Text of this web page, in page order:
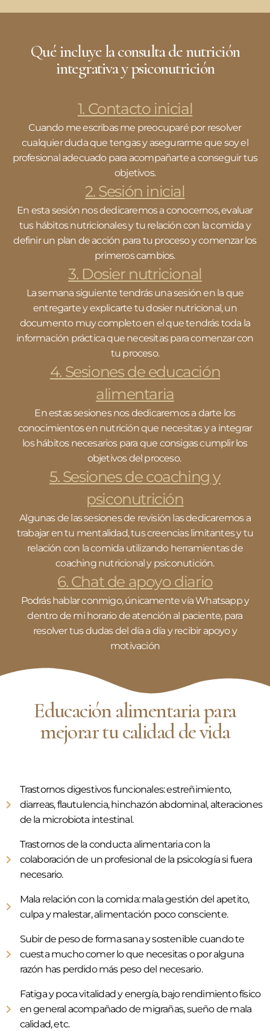
Qué incluye la consulta de nutrición
integrativa y psiconutrición
1. Contacto inicial
Cuando me escribas me preocuparé por resolver
cualquier duda que tengas y asegurarme que soy el
profesional adecuado para acompañarte a conseguir tus
objetivos.
2. Sesión inicial
En esta sesión nos dedicaremos a conocernos, evaluar
tus hábitos nutricionales y tu relación con la comida y
definir un plan de acción para tu proceso y comenzar los
primeros cambios.
3. Dosier nutricional
La semana siguiente tendrás una sesión en la que
entregarte y explicarte tu dosier nutricional, un
documento muy completo en el que tendrás toda la
información práctica que necesitas para comenzar con
tu proceso.
4. Sesiones de educación
alimentaria
En estas sesiones nos dedicaremos a darte los
conocimientos en nutrición que necesitas y a integrar
los hábitos necesarios para que consigas cumplir los
objetivos del proceso. ​
5. Sesiones de coaching y
psiconutrición
Algunas de las sesiones de revisión las dedicaremos a
trabajar en tu mentalidad, tus creencias limitantes y tu
relación con la comida utilizando herramientas de
coaching nutricional y psiconutición.
6. Chat de apoyo diario
Podrás hablar conmigo, únicamente vía Whatsapp y
dentro de mi horario de atención al paciente, para
resolver tus dudas del día a día y recibir apoyo y
motivación​
Educación alimentaria para
mejorar tu calidad de vida
Trastornos digestivos funcionales: estreñimiento,
diarreas, flautulencia, hinchazón abdominal, alteraciones
de la microbiota intestinal.
Trastornos de la conducta alimentaria con la
colaboración de un profesional de la psicología si fuera
necesario.
Mala relación con la comida: mala gestión del apetito,
culpa y malestar, alimentación poco consciente.
Subir de peso de forma sana y sostenible cuando te
cuesta mucho comer lo que necesitas o por alguna
razón has perdido más peso del necesario.
Fatiga y poca vitalidad y energía, bajo rendimiento físico
en general acompañado de migrañas, sueño de mala
calidad, etc.